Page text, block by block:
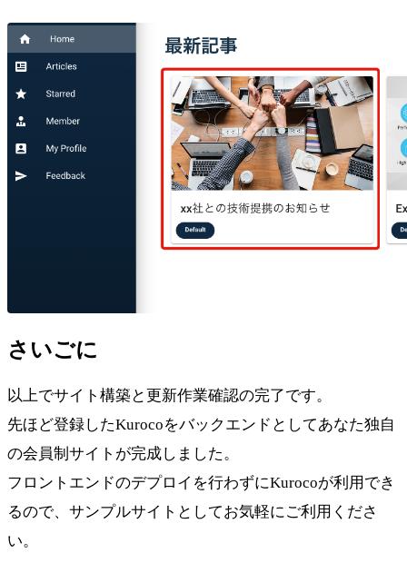
さいごに
以上でサイト構築と更新作業確認の完了です。
先ほど登録したKurocoをバックエンドとしてあなた独自
の会員制サイトが完成しました。
フロントエンドのデプロイを行わずにKurocoが利用でき
るので、サンプルサイトとしてお気軽にご利用くださ
い。